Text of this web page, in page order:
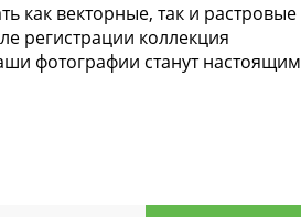
как векторные, так и растровые
регистрации коллекция
фотографии станут настоящим